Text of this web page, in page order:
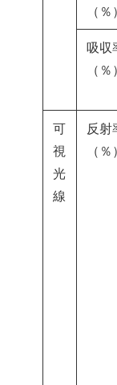
（％）
吸収
（％）
可
視
光
線
反射
（％）